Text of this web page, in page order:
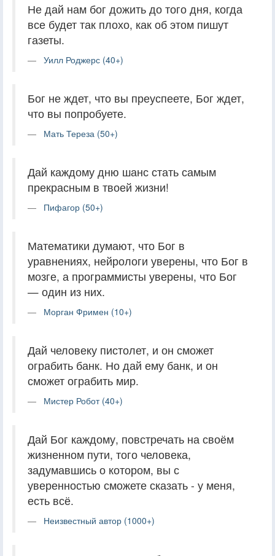
Не дай нам бог дожить до того дня, когда
все будет так плохо, как об этом пишут
газеты.
Уилл Роджерс (40+)
Бог не ждет, что вы преуспеете, Бог ждет,
что вы попробуете.
Мать Тереза (50+)
Дай каждому дню шанс стать самым
прекрасным в твоей жизни!
Пифагор (50+)
Математики думают, что Бог в
уравнениях, нейрологи уверены, что Бог в
мозге, а программисты уверены, что Бог
— один из них.
Морган Фримен (10+)
Дай человеку пистолет, и он сможет
ограбить банк. Но дай ему банк, и он
сможет ограбить мир.
Мистер Робот (40+)
Дай Бог каждому, повстречать на своём
жизненном пути, того человека,
задумавшись о котором, вы с
уверенностью сможете сказать - у меня,
есть всё.
Неизвестный автор (1000+)